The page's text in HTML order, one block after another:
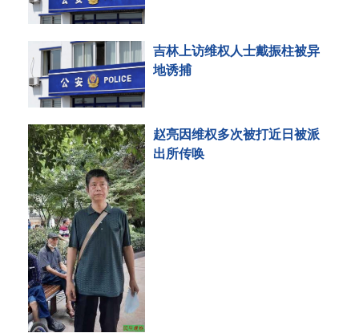
吉林上访维权人士戴振柱被异
地诱捕
赵亮因维权多次被打近日被派
出所传唤